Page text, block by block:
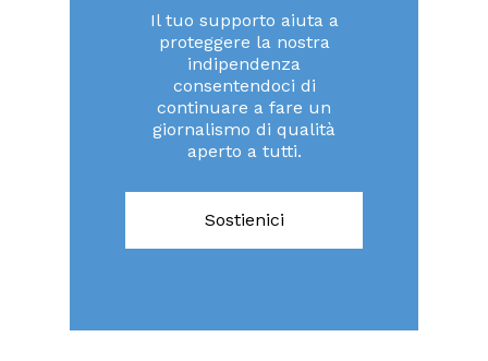
Il tuo supporto aiuta a
proteggere la nostra
indipendenza
consentendoci di
continuare a fare un
giornalismo di qualità
aperto a tutti.
Sostienici